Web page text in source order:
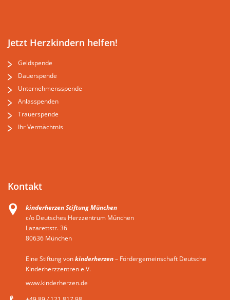
Jetzt Herzkindern helfen!
Geldspende
Dauerspende
Unternehmensspende
Anlasspenden
Trauerspende
Ihr Vermächtnis
Kontakt
kinderherzen Stiftung München
c/o Deutsches Herzzentrum München
Lazarettstr. 36
80636 München
Eine Stiftung vonkinderherzen– Fördergemeinschaft Deutsche
Kinderherzzentren e.V.
www.kinderherzen.de